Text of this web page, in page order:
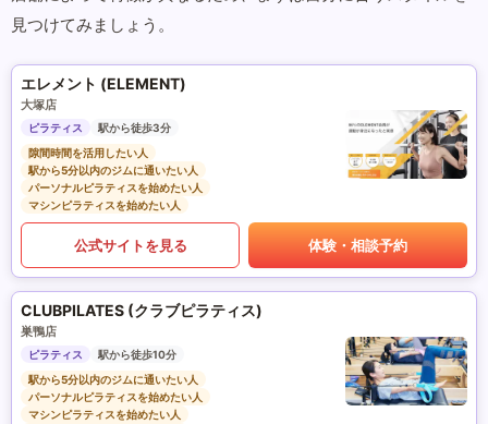
見つけてみましょう。
エレメント (ELEMENT)
大塚店
ピラティス
駅から徒歩3分
隙間時間を活用したい人
駅から5分以内のジムに通いたい人
パーソナルピラティスを始めたい人
マシンピラティスを始めたい人
公式サイトを見る 体験・相談予約
CLUBPILATES (クラブピラティス)
巣鴨店
ピラティス
駅から徒歩10分
駅から5分以内のジムに通いたい人
パーソナルピラティスを始めたい人
マシンピラティスを始めたい人